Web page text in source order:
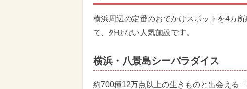
横浜周辺の定番のおでかけスポットを4カ
て、外せない人気施設です。
横浜・八景島シーパラダイス
約700種12万点以上の生きものと出会える